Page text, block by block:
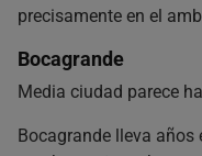
precisamente en el
Bocagrande
Media ciudad parece
Bocagrande lleva